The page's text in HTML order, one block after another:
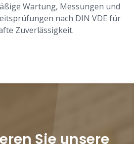
Wartung, Messungen und
nach DIN VDE für
Zuverlässigkeit.
Sie unsere